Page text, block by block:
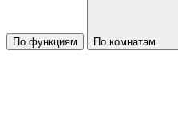
По функциям По комнатам